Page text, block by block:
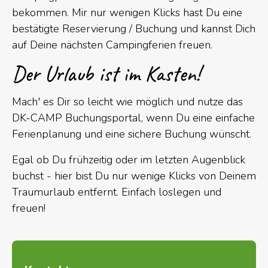
bekommen. Mir nur wenigen Klicks hast Du eine
bestätigte Reservierung / Buchung und kannst Dich
auf Deine nächsten Campingferien freuen.
Der Urlaub ist im Kasten!
Mach' es Dir so leicht wie möglich und nutze das
DK-CAMP Buchungsportal, wenn Du eine einfache
Ferienplanung und eine sichere Buchung wünscht.
Egal ob Du frühzeitig oder im letzten Augenblick
buchst - hier bist Du nur wenige Klicks von Deinem
Traumurlaub entfernt. Einfach loslegen und
freuen!